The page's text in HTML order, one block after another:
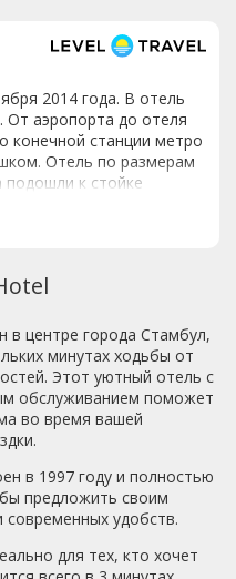
2014 года. В отель
От аэропорта до отеля
конечной станции метро
Отель по размерам
к стойке
был уже готов. Номер
есть все
море и мечеть.
всего не успели
доброжелательный.От
в
пешком, минут 15, либо
очень
всего посмотреть.
еще раз. И, думаю, с
– Бульвар Палас.
персоналу
в центре города Стамбул,
минутах ходьбы от
Этот уютный отель с
обслуживанием поможет
во время вашей
в 1997 году и полностью
предложить своим
удобств.
для тех, кто хочет